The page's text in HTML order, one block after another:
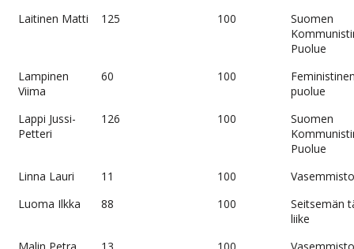
Laitinen Matti
125 100
Suomen
Puolue
Lampinen
Viima
60 100
puolue
Lappi Jussi-
Petteri
126 100
Suomen
Puolue
Linna Lauri
11 100
Luoma Ilkka
88 100
Seitsemän
liike